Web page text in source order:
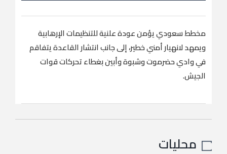
مخطط سعودي يؤمن عودة علنية للتنظيمات الإرهابية
ويمهد لانهيار أمني خطير، إلى جانب انتشار القاعدة يتفاقم
في وادي حضرموت وشبوة وأبين بغطاء تحركات قوات
الجيش.
محليات